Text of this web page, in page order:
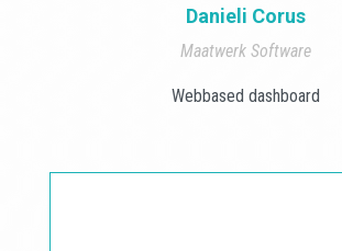
Danieli Corus
Maatwerk Software
Webbased dashboard